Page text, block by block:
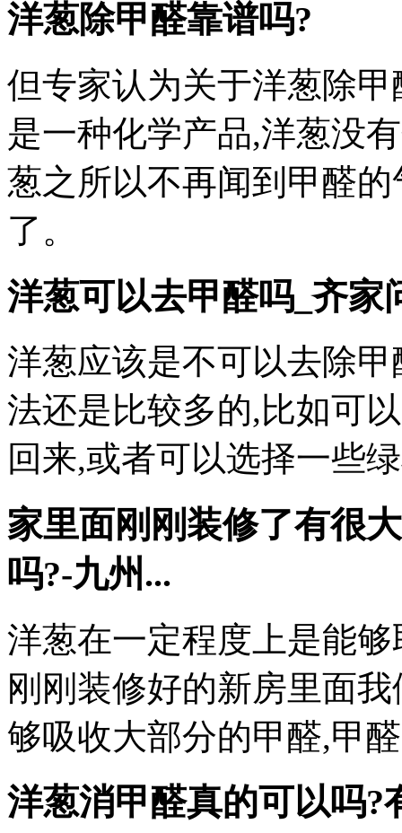
洋葱除甲醛靠谱吗?
但专家认为关于洋葱除
是一种化学产品,洋葱没
葱之所以不再闻到甲醛
了。
洋葱可以去甲醛吗_齐家
洋葱应该是不可以去除
法还是比较多的,比如可
回来,或者可以选择一些
家里面刚刚装修了有很
吗?-九州...
洋葱在一定程度上是能
刚刚装修好的新房里面
够吸收大部分的甲醛,甲
洋葱消甲醛真的可以吗?